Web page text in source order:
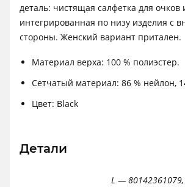
деталь: чистящая салфетка для
интегрированная по низу изделия с
стороны. Женский вариант притален.
Материал верха: 100 % полиэстер.
Сетчатый материал: 86 % нейлон,
Цвет: Black
Детали
L —